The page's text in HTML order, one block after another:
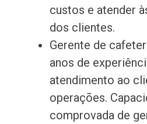
custos e atender
dos clientes.
Gerente de
anos de
atendimento ao
operações.
comprovada de